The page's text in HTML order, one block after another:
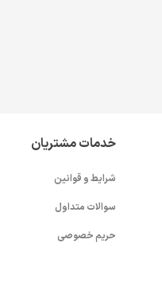
خدمات مشتریان
شرایط و قوانین
سوالات متداول
حریم خصوصی